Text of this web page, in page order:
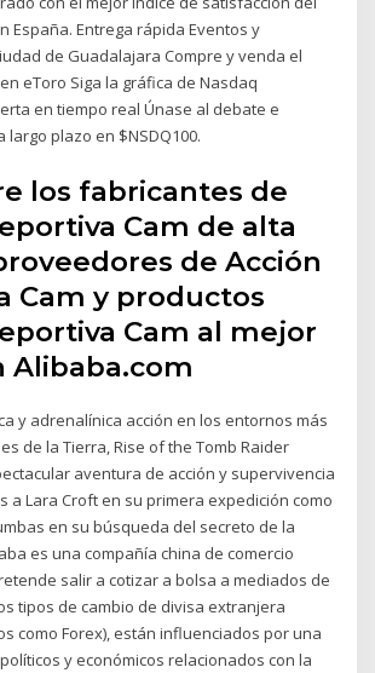
España. Entrega rápida Eventos y
de Guadalajara Compre y venda el
eToro Siga la gráfica de Nasdaq
en tiempo real Únase al debate e
largo plazo en $NSDQ100.
los fabricantes de
Cam de alta
de Acción
Cam y productos
Cam al mejor
Alibaba.com
y adrenalínica acción en los entornos más
de la Tierra, Rise of the Tomb Raider
aventura de acción y supervivencia
a Lara Croft en su primera expedición como
en su búsqueda del secreto de la
es una compañía china de comercio
salir a cotizar a bolsa a mediados de
tipos de cambio de divisa extranjera
como Forex), están influenciados por una
y económicos relacionados con la